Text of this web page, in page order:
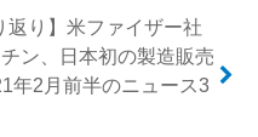
返り】米ファイザー社
ン、日本初の製造販売
年2月前半のニュース3